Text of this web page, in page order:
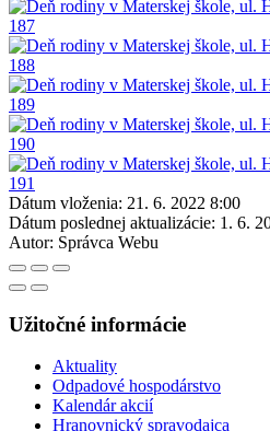
Dátum vloženia: 21. 6. 2022 8:00
Dátum poslednej aktualizácie: 1. 6.
Autor: Správca Webu
Užitočné informácie
Aktuality
Odpadové hospodárstvo
Kalendár akcií
Hranovnický spravodajca